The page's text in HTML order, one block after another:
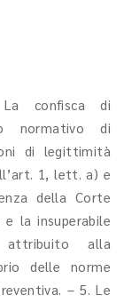
confisca di
normativo di
di legittimità
1, lett. a) e
della Corte
la insuperabile
attribuito alla
delle norme
– 5. Le